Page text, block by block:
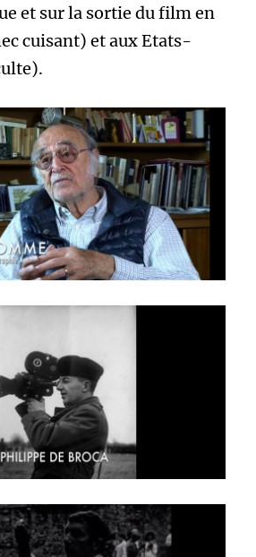
et sur la sortie du film en
cuisant) et aux Etats-